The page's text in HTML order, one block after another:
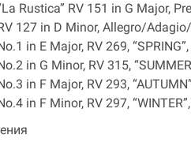
Rustica” RV 151 in G Major,
127 in D Minor, Allegro/
in E Major, RV 269,
in G Minor, RV 315,
in F Major, RV 293,
in F Minor, RV 297,